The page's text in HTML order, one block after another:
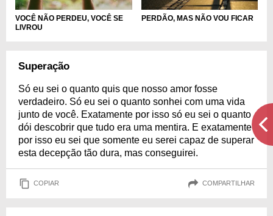
VOCÊ NÃO PERDEU, VOCÊ SE
LIVROU
PERDÃO, MAS NÃO VOU FICAR
Superação
Só eu sei o quanto quis que nosso amor fosse
verdadeiro. Só eu sei o quanto sonhei com uma vida
junto de você. Exatamente por isso só eu sei o quanto
dói descobrir que tudo era uma mentira. E exatamente
por isso eu sei que somente eu serei capaz de superar
esta decepção tão dura, mas conseguirei.
COPIAR COMPARTILHAR